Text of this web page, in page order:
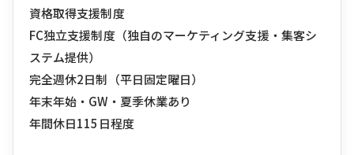
資格取得支援制度
FC独立支援制度（独自のマーケティング支援・集客シ
ステム提供）
完全週休2日制（平日固定曜日）
年末年始・GW・夏季休業あり
年間休日115日程度